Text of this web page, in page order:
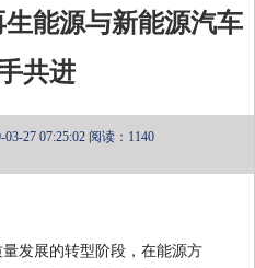
能源与新能源汽车
共进
27 07:25:02 阅读：1140
发展的转型阶段，在能源方